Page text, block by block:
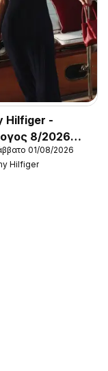
Hilfiger -
8/2026
01/08/2026
Hilfiger